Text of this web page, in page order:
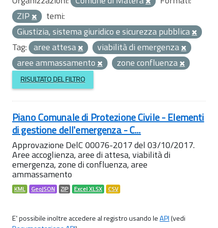
ZIP
temi:
Giustizia, sistema giuridico e sicurezza pubblica
Tag: aree attesa
viabilità di emergenza
aree ammassamento
zone confluenza
RISULTATO DEL FILTRO
Piano Comunale di Protezione Civile - Elementi
di gestione dell'emergenza - C...
Approvazione DelC 00076-2017 del 03/10/2017.
Aree accoglienza, aree di attesa, viabilità di
emergenza, zone di confluenza, aree
ammassamento
KML GeoJSON ZIP Excel XLSX CSV
E' possibile inoltre accedere al registro usando leAPI(vedi